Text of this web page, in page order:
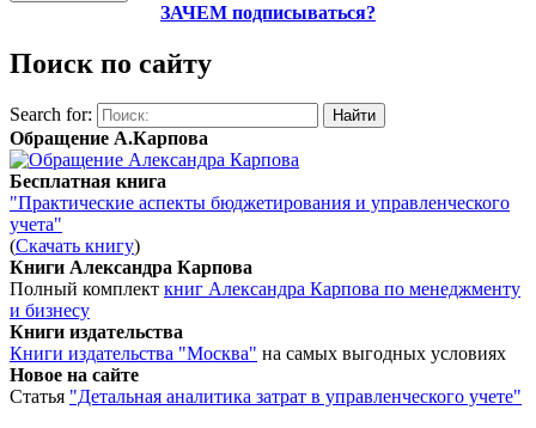
ЗАЧЕМ подписываться?
Поиск по сайту
Search for:
Обращение А.Карпова
Бесплатная книга
"Практические аспекты бюджетирования и управленческого
учета"
(Скачать книгу)
Книги Александра Карпова
Полный комплект книг Александра Карпова по менеджменту
и бизнесу
Книги издательства
Книги издательства "Москва" на самых выгодных условиях
Новое на сайте
Статья "Детальная аналитика затрат в управленческого учете"